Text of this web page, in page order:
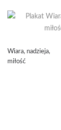
Wiara, nadzieja,
miłość